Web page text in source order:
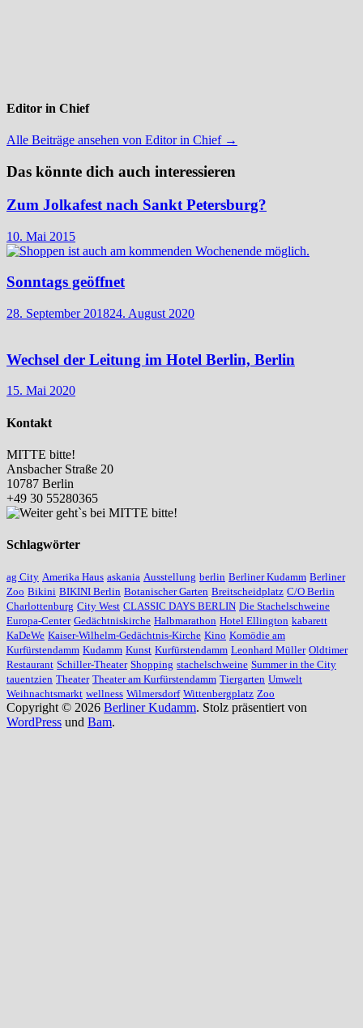
Editor in Chief
Alle Beiträge ansehen von Editor in Chief →
Das könnte dich auch interessieren
Zum Jolkafest nach Sankt Petersburg?
10. Mai 2015
Sonntags geöffnet
28. September 201824. August 2020
Wechsel der Leitung im Hotel Berlin, Berlin
15. Mai 2020
Kontakt
MITTE bitte!
Ansbacher Straße 20
10787 Berlin
+49 30 55280365
Schlagwörter
ag City Amerika Haus askania Ausstellung berlin Berliner Kudamm Berliner
Zoo Bikini BIKINI Berlin Botanischer Garten Breitscheidplatz C/O Berlin
Charlottenburg City West CLASSIC DAYS BERLIN Die Stachelschweine
Europa-Center Gedächtniskirche Halbmarathon Hotel Ellington kabarett
KaDeWe Kaiser-Wilhelm-Gedächtnis-Kirche Kino Komödie am
Kurfürstendamm Kudamm Kunst Kurfürstendamm Leonhard Müller Oldtimer
Restaurant Schiller-Theater Shopping stachelschweine Summer in the City
tauentzien Theater Theater am Kurfürstendamm Tiergarten Umwelt
Weihnachtsmarkt wellness Wilmersdorf Wittenbergplatz Zoo
Copyright © 2026 Berliner Kudamm. Stolz präsentiert von
WordPress und Bam.